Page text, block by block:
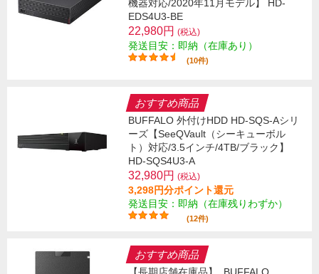
機器対応/2020年11月モデル】 HD-
EDS4U3-BE
22,980円 (税込)
発送目安：即納（在庫あり）
(10件)
おすすめ商品
BUFFALO 外付けHDD HD-SQS-Aシリ
ーズ【SeeQVault（シーキューボル
ト）対応/3.5インチ/4TB/ブラック】
HD-SQS4U3-A
32,980円 (税込)
3,298円分ポイント還元
発送目安：即納（在庫残りわずか）
(12件)
おすすめ商品